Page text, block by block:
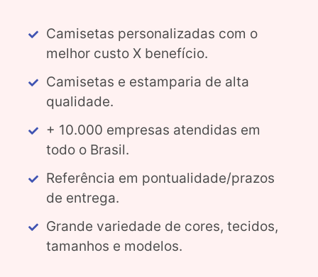
Camisetas personalizadas com o
melhor custo X benefício.
Camisetas e estamparia de alta
qualidade.
+ 10.000 empresas atendidas em
todo o Brasil.
Referência em pontualidade/prazos
de entrega.
Grande variedade de cores, tecidos,
tamanhos e modelos.